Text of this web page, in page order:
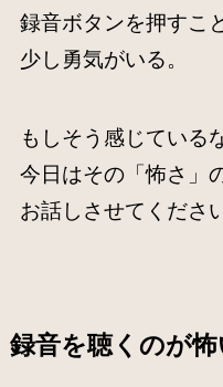
録音ボタンを押すこ
少し勇気がいる。
もしそう感じている
今日はその「怖さ」
お話しさせてくださ
録音を聴くのが